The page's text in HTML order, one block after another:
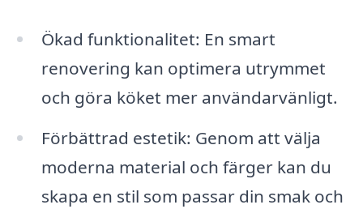
Ökad funktionalitet: En smart
renovering kan optimera utrymmet
och göra köket mer användarvänligt.
Förbättrad estetik: Genom att välja
moderna material och färger kan du
skapa en stil som passar din smak och